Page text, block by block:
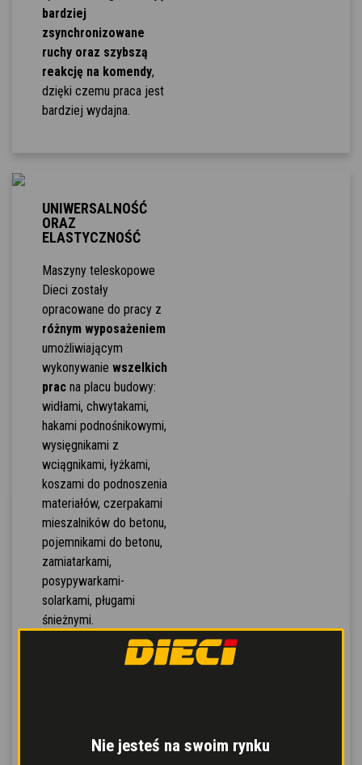
Nie jesteś na swoim rynku
bardziej
zsynchronizowane
ruchy oraz szybszą
reakcję na komendy,
dzięki czemu praca jest
bardziej wydajna.
UNIWERSALNOŚĆ
ORAZ
ELASTYCZNOŚĆ
Maszyny teleskopowe
Dieci zostały
opracowane do pracy z
różnym wyposażeniem
umożliwiającym
wykonywanie wszelkich
pracna placu budowy:
widłami, chwytakami,
hakami podnośnikowymi,
wysięgnikami z
wciągnikami, łyżkami,
koszami do podnoszenia
materiałów, czerpakami
mieszalników do betonu,
pojemnikami do betonu,
zamiatarkami,
posypywarkami-
solarkami, pługami
śnieżnymi.
rozpoznawanie
rozpoznaniu
podczepionego do niej